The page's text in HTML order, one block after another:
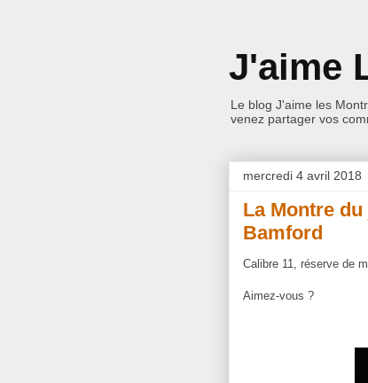
J'aime
Le blog J'aime les
venez partager vos
mercredi 4 avril 2018
La Montre
Bamford
Calibre 11, réserve de
Aimez-vous ?